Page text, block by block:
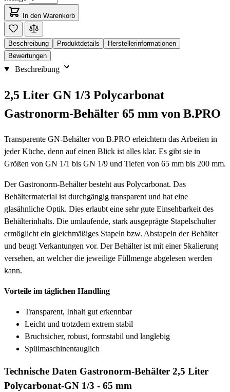
In den Warenkorb
Beschreibung Produktdetails
Herstellerinformationen
Bewertungen
Beschreibung
2,5 Liter GN 1/3 Polycarbonat
Gastronorm-Behälter 65 mm von B.PRO
Transparente GN-Behälter von B.PRO erleichtern das Arbeiten in
jeder Küche, denn auf einen Blick ist alles klar. Es gibt sie in
Größen von GN 1/1 bis GN 1/9 und Tiefen von 65 mm bis 200 mm.
Der Gastronorm-Behälter besteht aus Polycarbonat. Das
Behältermaterial ist durchgängig transparent und hat eine
glasähnliche Optik. Dies erlaubt eine sehr gute Einsehbarkeit des
Behälterinhalts. Die umlaufende, stark ausgeprägte Stapelschulter
ermöglicht ein gleichmäßiges Stapeln bzw. Abstapeln der Behälter
und beugt Verkantungen vor. Der Behälter ist mit einer Skalierung
versehen, an welcher die jeweilige Füllmenge abgelesen werden
kann.
Vorteile im täglichen Handling
Transparent, Inhalt gut erkennbar
Leicht und trotzdem extrem stabil
Bruchsicher, robust, formstabil und langlebig
Spülmaschinentauglich
Technische Daten Gastronorm-Behälter 2,5 Liter
Polycarbonat-GN 1/3 - 65 mm